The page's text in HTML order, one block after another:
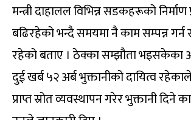
मन्त्री दाहालल विभिन्न सडकहरूको निर्माण
बढिरहेको भन्दै समयमा नै काम सम्पन्न गर्न
रहेको बताए । ठेक्का सम्झौता
दुई खर्ब ५२ अर्ब भुक्तानीको दायित्व
प्राप्त स्रोत व्यवस्थापन गरेर भुक्तानी दिने